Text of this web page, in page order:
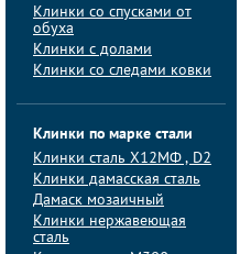
Клинки со спусками от
обуха
Клинки с долами
Клинки со следами ковки
Клинки по марке стали
Клинки сталь Х12МФ , D2
Клинки дамасская сталь
Дамаск мозаичный
Клинки нержавеющая
сталь